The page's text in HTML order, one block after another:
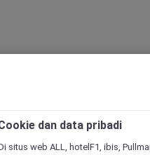
dan data pribadi
situs web ALL, hotelF1, ibis,